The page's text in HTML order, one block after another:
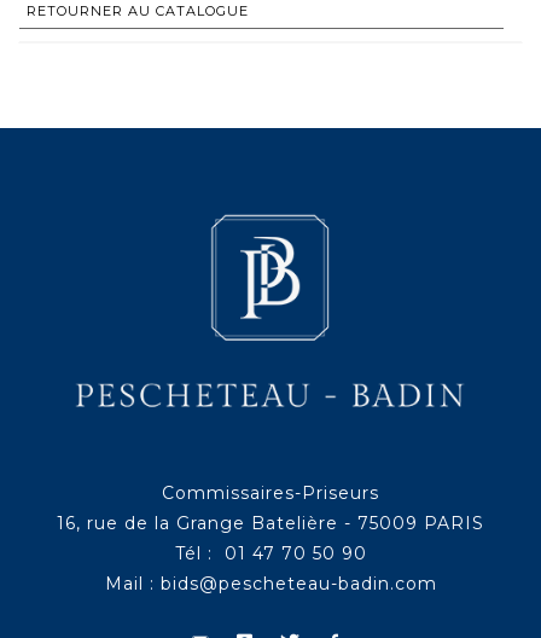
RETOURNER AU CATALOGUE
Commissaires-Priseurs
16, rue de la Grange Batelière - 75009 PARIS
Tél : 01 47 70 50 90
Mail : bids@pescheteau-badin.com